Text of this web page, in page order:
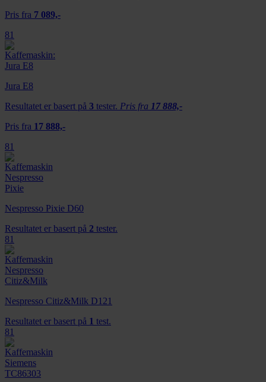
Pris fra 7 089,-
81
Jura E8
Resultatet er basert på 3 tester. Pris fra 17 888,-
Pris fra 17 888,-
81
Nespresso Pixie D60
Resultatet er basert på 2 tester.
81
Nespresso Citiz&Milk D121
Resultatet er basert på 1 test.
81